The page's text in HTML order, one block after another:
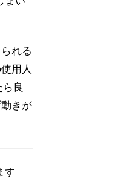
れる
用人
良
きが
す